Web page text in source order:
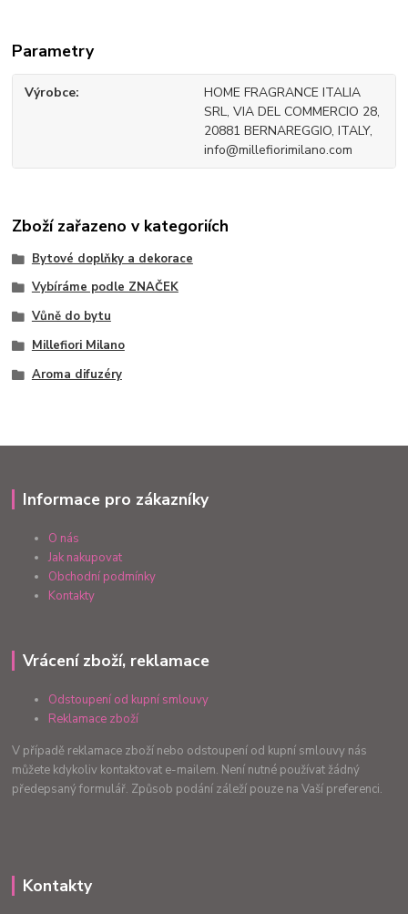
Parametry
Výrobce
HOME FRAGRANCE ITALIA
SRL, VIA DEL COMMERCIO 28,
20881 BERNAREGGIO, ITALY,
info@millefiorimilano.com
Zboží zařazeno v kategoriích
Bytové doplňky a dekorace
Vybíráme podle ZNAČEK
Vůně do bytu
Millefiori Milano
Aroma difuzéry
Informace pro zákazníky
O nás
Jak nakupovat
Obchodní podmínky
Kontakty
Vrácení zboží, reklamace
Odstoupení od kupní smlouvy
Reklamace zboží
V případě reklamace zboží nebo odstoupení od kupní smlouvy nás
můžete kdykoliv kontaktovat e-mailem. Není nutné používat žádný
předepsaný formulář. Způsob podání záleží pouze na Vaší preferenci.
Kontakty